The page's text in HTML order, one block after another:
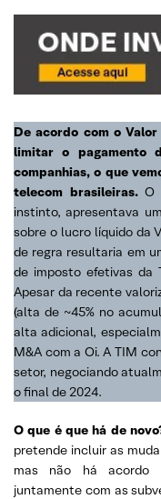
De acordo com o
limitar o pagamento
companhias, o que
telecom brasileiras.O
instinto, apresentava
sobre o lucro líquido da
de regra resultaria em
de imposto efetivas da
Apesar da recente
(alta de ~45% no
alta adicional,
M&A com a Oi. A TIM
setor, negociando
o final de 2024.
O que é que há de
pretende incluir as
mas não há acordo
juntamente com as